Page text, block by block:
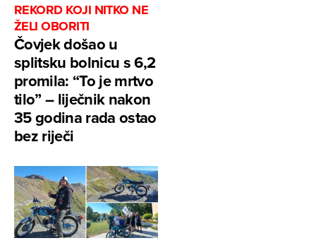
REKORD KOJI NITKO NE
ŽELI OBORITI
Čovjek došao u
splitsku bolnicu s 6,2
promila: “To je mrtvo
tilo” – liječnik nakon
35 godina rada ostao
bez riječi